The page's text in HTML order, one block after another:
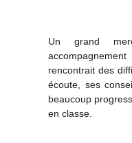
Un grand
rencontrait des
écoute, ses
beaucoup
en classe.